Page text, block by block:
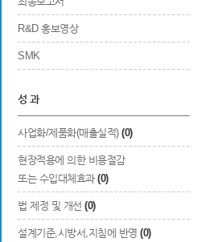
R&D 홍보영상
SMK
성 과
사업화/제품화(매출실적) (0)
현장적용에 의한 비용절감
또는 수입대체효과 (0)
법 제정 및 개선 (0)
설계기준,시방서,지침에 반영 (0)
산학연간 기술지원
※ 산학연간 기술지원을 목적으로 연구개발
Total0건
번호